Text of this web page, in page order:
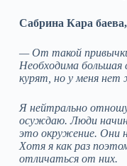
Сабрина Кара
— От такой
Необходима большая
курят, но у меня
Я нейтрально
осуждаю. Люди
это окружение. Они
Хотя я как раз
отличаться от них.